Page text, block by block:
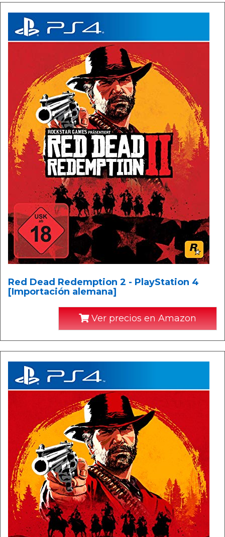
Red Dead Redemption 2 - PlayStation 4
[Importación alemana]
Ver precios en Amazon